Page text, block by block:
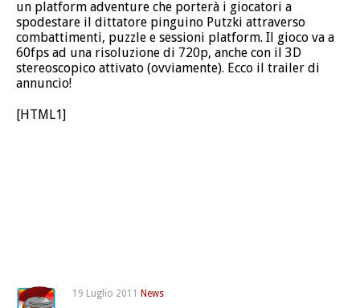
un platform adventure che porterà i giocatori a
spodestare il dittatore pinguino Putzki attraverso
combattimenti, puzzle e sessioni platform. Il gioco va a
60fps ad una risoluzione di 720p, anche con il 3D
stereoscopico attivato (ovviamente). Ecco il trailer di
annuncio!
[HTML1]
19 Luglio 2011 News